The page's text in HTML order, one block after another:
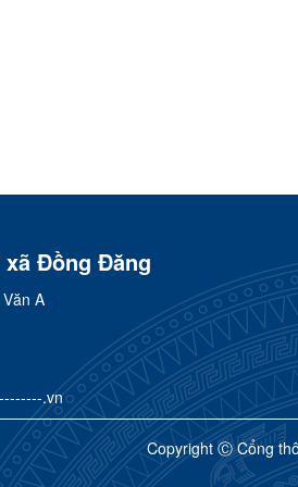
Đồng Đăng
A
.vn
Copyright Ⓒ Cổng